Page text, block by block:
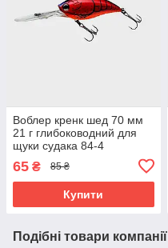
Воблер кренк шед 70 мм
21 г глибоководний для
щуки судака 84-4
65 ₴ 85 ₴
Купити
Подібні товари компанії